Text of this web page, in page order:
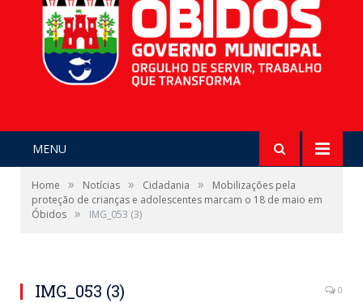
MENU
Home » Notícias » Cidadania »
Mobilizações pela
proteção de crianças e adolescentes marcam o 18 de maio em
Óbidos » IMG_053 (3)
IMG_053 (3) 0